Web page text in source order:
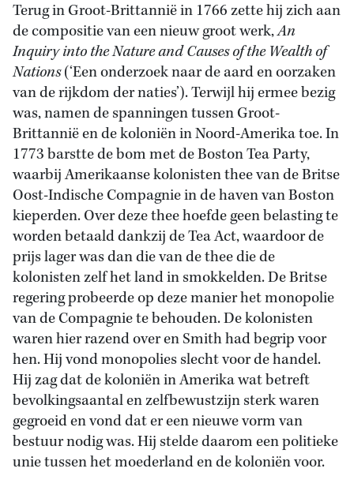
Terug in Groot-Brittannië in 1766 zette hij zich aan
de compositie van een nieuw groot werk,An
Inquiry into the Nature and Causes of the Wealth of
Nations(‘Een onderzoek naar de aard en oorzaken
van de rijkdom der naties’). Terwijl hij ermee bezig
was, namen de spanningen tussen Groot-
Brittannië en de koloniën in Noord-Amerika toe. In
1773 barstte de bom met de Boston Tea Party,
waarbij Amerikaanse kolonisten thee van de Britse
Oost-Indische Compagnie in de haven van Boston
kieperden. Over deze thee hoefde geen belasting te
worden betaald dankzij de Tea Act, waardoor de
prijs lager was dan die van de thee die de
kolonisten zelf het land in smokkelden. De Britse
regering probeerde op deze manier het monopolie
van de Compagnie te behouden. De kolonisten
waren hier razend over en Smith had begrip voor
hen. Hij vond monopolies slecht voor de handel.
Hij zag dat de koloniën in Amerika wat betreft
bevolkingsaantal en zelfbewustzijn sterk waren
gegroeid en vond dat er een nieuwe vorm van
bestuur nodig was. Hij stelde daarom een politieke
unie tussen het moederland en de koloniën voor.